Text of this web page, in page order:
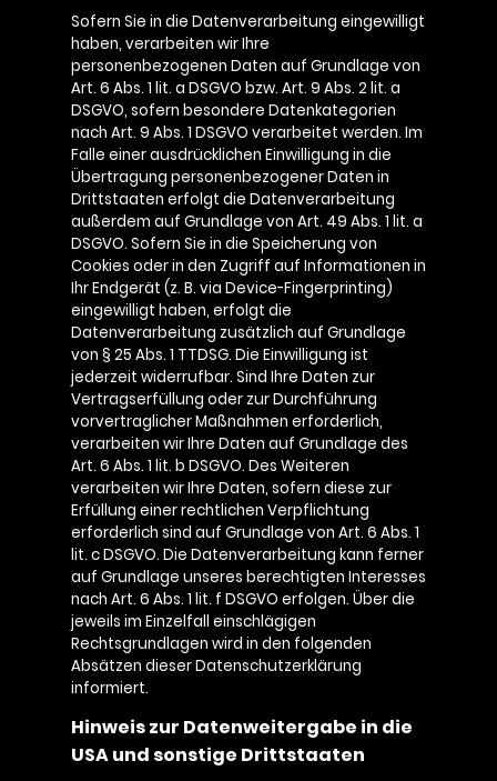
Sofern Sie in die Datenverarbeitung eingewilligt
haben, verarbeiten wir Ihre
personenbezogenen Daten auf Grundlage von
Art. 6 Abs. 1 lit. a DSGVO bzw. Art. 9 Abs. 2 lit. a
DSGVO, sofern besondere Datenkategorien
nach Art. 9 Abs. 1 DSGVO verarbeitet werden. Im
Falle einer ausdrücklichen Einwilligung in die
Übertragung personenbezogener Daten in
Drittstaaten erfolgt die Datenverarbeitung
außerdem auf Grundlage von Art. 49 Abs. 1 lit. a
DSGVO. Sofern Sie in die Speicherung von
Cookies oder in den Zugriff auf Informationen in
Ihr Endgerät (z. B. via Device-Fingerprinting)
eingewilligt haben, erfolgt die
Datenverarbeitung zusätzlich auf Grundlage
von § 25 Abs. 1 TTDSG. Die Einwilligung ist
jederzeit widerrufbar. Sind Ihre Daten zur
Vertragserfüllung oder zur Durchführung
vorvertraglicher Maßnahmen erforderlich,
verarbeiten wir Ihre Daten auf Grundlage des
Art. 6 Abs. 1 lit. b DSGVO. Des Weiteren
verarbeiten wir Ihre Daten, sofern diese zur
Erfüllung einer rechtlichen Verpflichtung
erforderlich sind auf Grundlage von Art. 6 Abs. 1
lit. c DSGVO. Die Datenverarbeitung kann ferner
auf Grundlage unseres berechtigten Interesses
nach Art. 6 Abs. 1 lit. f DSGVO erfolgen. Über die
jeweils im Einzelfall einschlägigen
Rechtsgrundlagen wird in den folgenden
Absätzen dieser Datenschutzerklärung
informiert.
Hinweis zur Datenweitergabe in die
USA und sonstige Drittstaaten